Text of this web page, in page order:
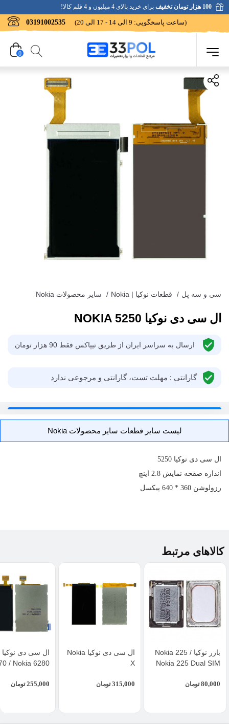
100 هزار تومان تخفیف برای خرید بالای 4 میلیون و 4 قلم کالا!
03191002535 (ساعت پاسخگویی: 9 الی 14 - 17 الی 20)
0
سی و سه پل / قطعات نوکیا | Nokia / سایر محصولات Nokia
ال سی دی نوکیا NOKIA 5250
ارسال به سراسر ایران از طریق تیپاکس فقط 90 هزار تومان
گارانتی : مهلت تست، گارانتی و مرجوعی ندارد
لیست سایر قطعات سایر محصولات Nokia
ال سی دی نوکیا 5250
اندازه صفحه نمایش 2.8 اینچ
رزولوشن 360 * 640 پیکسل
کالاهای مرتبط
بازر نوکیا Nokia 225 /
Nokia 225 Dual SIM
80,000 تومان
ال سی دی نوکیا Nokia
X
315,000 تومان
/ Nokia 6280
255,000 تومان